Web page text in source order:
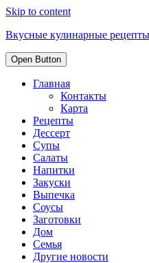
Skip to content
Вкусные кулинарные рецепты
Open Button
Главная
Контакты
Карта
Рецепты
Дессерт
Супы
Салаты
Напитки
Закуски
Выпечка
Соусы
Заготовки
Дом
Семья
Другие новости